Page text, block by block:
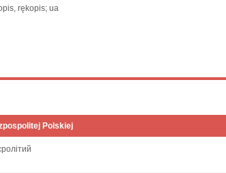
rękopis; ua
Polskiej